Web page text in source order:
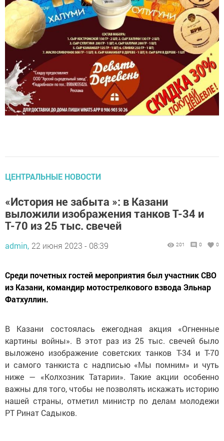
ЦЕНТРАЛЬНЫЕ НОВОСТИ
«История не забыта »: в Казани
выложили изображения танков Т-34 и
Т-70 из 25 тыс. свечей
admin, 22 июня 2023 - 08:39 201 0 0
Среди почетных гостей мероприятия был участник СВО
из Казани, командир мотострелкового взвода Эльнар
Фатхуллин.
В Казани состоялась ежегодная акция «Огненные
картины войны». В этот раз из 25 тыс. свечей было
выложено изображение советских танков Т-34 и Т-70
и самого танкиста с надписью «Мы помним» и чуть
ниже — «Колхозник Татарии». Такие акции особенно
важны для того, чтобы не позволять искажать историю
нашей страны, отметил министр по делам молодежи
РТ Ринат Садыков.